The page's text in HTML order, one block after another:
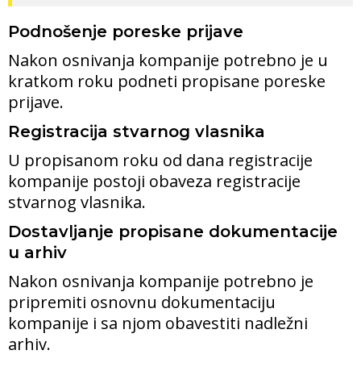
Podnošenje poreske prijave
Nakon osnivanja kompanije potrebno je u
kratkom roku podneti propisane poreske
prijave.
Registracija stvarnog vlasnika
U propisanom roku od dana registracije
kompanije postoji obaveza registracije
stvarnog vlasnika.
Dostavljanje propisane dokumentacije
u arhiv
Nakon osnivanja kompanije potrebno je
pripremiti osnovnu dokumentaciju
kompanije i sa njom obavestiti nadležni
arhiv.